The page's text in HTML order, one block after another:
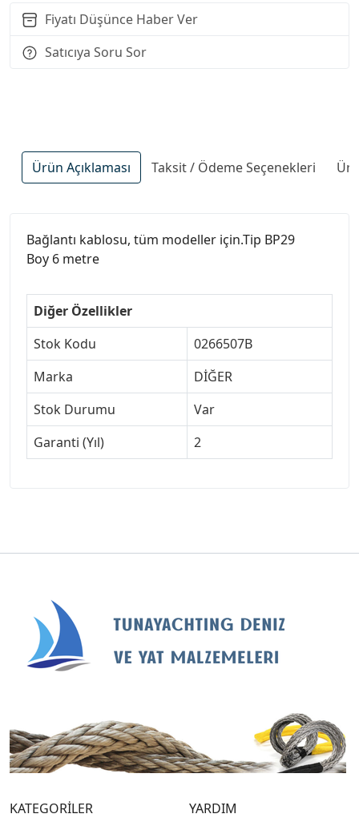
Fiyatı Düşünce Haber Ver
Satıcıya Soru Sor
Ürün Açıklaması Taksit / Ödeme Seçenekleri
Bağlantı kablosu, tüm modeller için.Tip BP29
Boy 6 metre
Diğer Özellikler
Stok Kodu
0266507B
Marka
DİĞER
Stok Durumu
Var
Garanti (Yıl)
2
KATEGORİLER YARDIM